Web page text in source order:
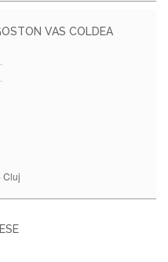
VAS COLDEA
Cluj